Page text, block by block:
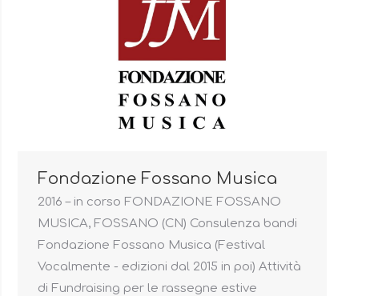
Fondazione Fossano Musica
2016 – in corso FONDAZIONE FOSSANO
MUSICA, FOSSANO (CN) Consulenza bandi
Fondazione Fossano Musica (Festival
Vocalmente - edizioni dal 2015 in poi) Attività
di Fundraising per le rassegne estive